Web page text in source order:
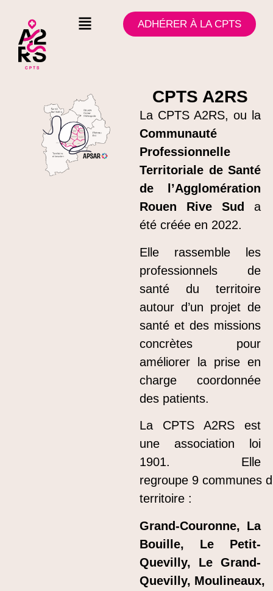
ADHÉRER À LA CPTS
CPTS A2RS
La CPTS A2RS, ou la
Communauté
Professionnelle
Territoriale de Santé
de l’Agglomération
Rouen Rive Sud
a
été créée en 2022.
Elle rassemble les
professionnels de
santé du territoire
autour d’un projet de
santé et des missions
concrètes pour
améliorer la prise en
charge coordonnée
des patients.
La CPTS A2RS est
une association loi
1901. Elle
regroupe 9 communes
territoire :
Grand-Couronne, La
Bouille, Le Petit-
Quevilly, Le Grand-
Quevilly, Moulineaux,